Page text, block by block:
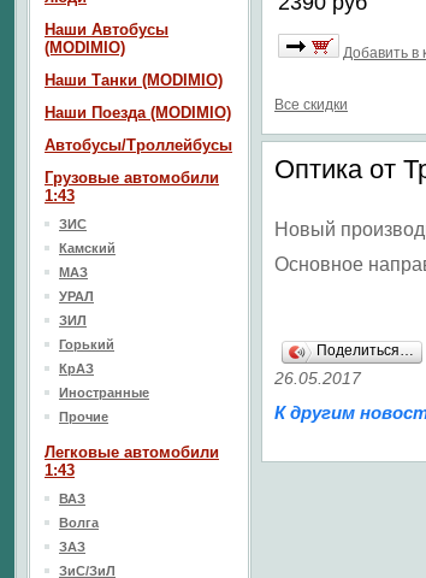
Добавить в
Все скидки
Оптика от
Новый
Основное
Поделиться…
26.05.2017
К другим
Наши Автобусы
(MODIMIO)
Наши Танки (MODIMIO)
Наши Поезда (MODIMIO)
Автобусы/Троллейбусы
Грузовые автомобили
1:43
ЗИС
Камский
МАЗ
УРАЛ
ЗИЛ
Горький
КрАЗ
Иностранные
Прочие
Легковые автомобили
1:43
ВАЗ
Волга
ЗАЗ
ЗиС/ЗиЛ